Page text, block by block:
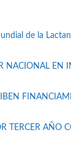
de la
NACIONAL EN
TERCER AÑO